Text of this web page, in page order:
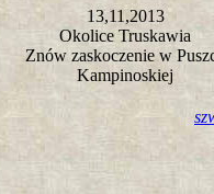
13,11,2013
Okolice Truskawia
Znów zaskoczenie w
Kampinoskiej